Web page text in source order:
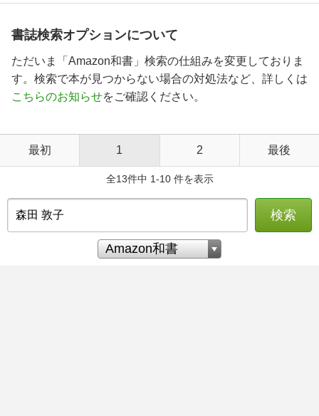
書誌検索オプションについて
ただいま「Amazon和書」検索の仕組みを変更しておりま
す。検索で本が見つからない場合の対処法など、詳しくは
こちらのお知らせをご確認ください。
最初 1 2 最後
全13件中 1-10 件を表示
検索